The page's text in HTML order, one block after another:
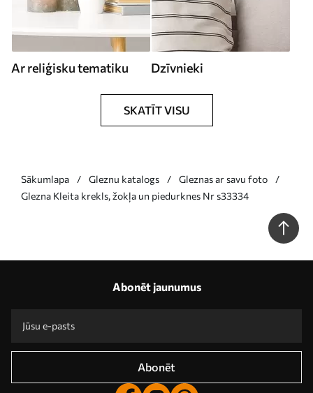
Ar reliģisku tematiku Dzīvnieki
SKATĪT VISU
Sākumlapa Gleznu katalogs
Gleznas ar savu foto
Glezna Kleita krekls, žokļa un piedurknes Nr s33334
Abonēt jaunumus
Abonēt